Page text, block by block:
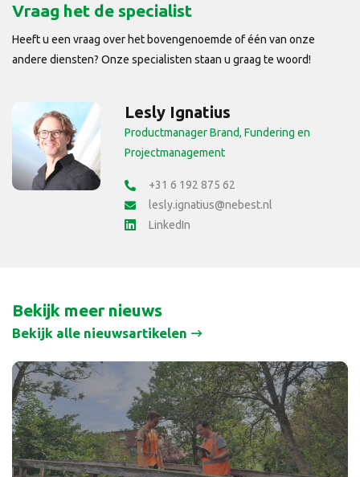
Vraag het de specialist
Heeft u een vraag over het bovengenoemde of één van onze
andere diensten? Onze specialisten staan u graag te woord!
Lesly Ignatius
Productmanager Brand, Fundering en
Projectmanagement
+31 6 192 875 62
lesly.ignatius@nebest.nl
LinkedIn
Bekijk meer nieuws
Bekijk alle nieuwsartikelen